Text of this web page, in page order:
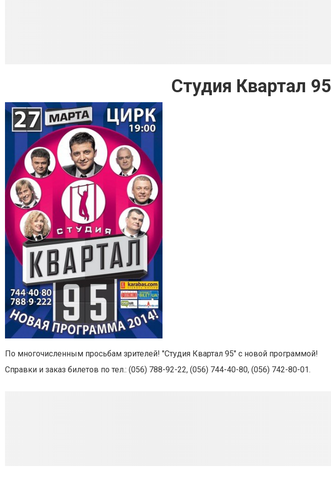
Студия Квартал 95
По многочисленным просьбам зрителей! "Студия Квартал 95" с новой программой!
Справки и заказ билетов по тел.: (056) 788-92-22, (056) 744-40-80, (056) 742-80-01.